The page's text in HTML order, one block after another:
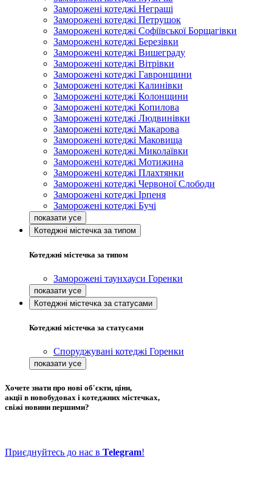
Заморожені котеджі Неграші
Заморожені котеджі Петрушок
Заморожені котеджі Софіївської Борщагівки
Заморожені котеджі Березівки
Заморожені котеджі Вишеграду
Заморожені котеджі Вітрівки
Заморожені котеджі Гавронщини
Заморожені котеджі Калинівки
Заморожені котеджі Колонщини
Заморожені котеджі Копилова
Заморожені котеджі Людвинівки
Заморожені котеджі Макарова
Заморожені котеджі Маковища
Заморожені котеджі Миколаївки
Заморожені котеджі Мотижина
Заморожені котеджі Плахтянки
Заморожені котеджі Червоної Слободи
Заморожені котеджі Ірпеня
Заморожені котеджі Бучі
Котеджні містечка за типом
Котеджні містечка за типом
Заморожені таунхауси Горенки
Котеджні містечка за статусами
Котеджні містечка за статусами
Споруджувані котеджі Горенки
Хочете знати про нові об'єкти, ціни,
акції в новобудовах і котеджних містечках,
свіжі новини першими?
Приєднуйтесь до нас в Telegram!